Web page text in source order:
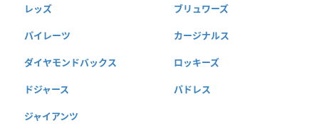
レッズ ブリュワーズ
パイレーツ カージナルス
ダイヤモンドバックス ロッキーズ
ドジャース パドレス
ジャイアンツ